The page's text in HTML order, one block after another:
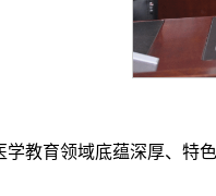
教育领域底蕴深厚、特